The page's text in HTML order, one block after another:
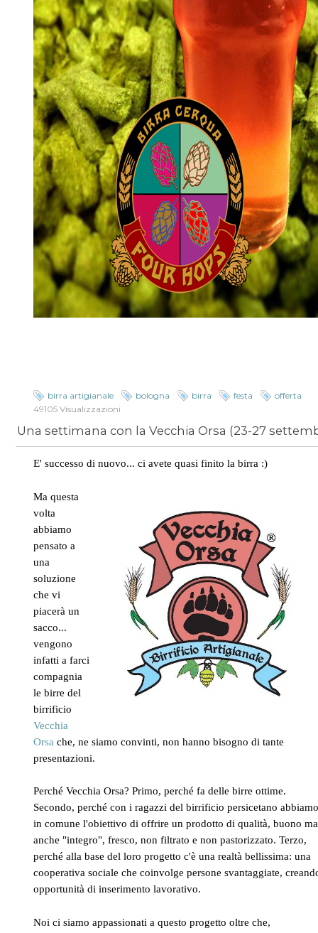
birra artigianale bologna birra festa
offerta
49105 Visualizzazioni
E' successo di nuovo... ci avete quasi finito la birra :)
Ma questa
volta
abbiamo
pensato a
una
soluzione
che vi
piacerà un
sacco...
vengono
infatti a farci
compagnia
le birre del
birrificio
Vecchia
Orsa che, ne siamo convinti, non hanno bisogno di tante
presentazioni.
Perché Vecchia Orsa? Primo, perché fa delle birre ottime.
Secondo, perché con i ragazzi del birrificio persicetano
in comune l'obiettivo di offrire un prodotto di qualità, buono ma
anche "integro", fresco, non filtrato e non pastorizzato. Terzo,
perché alla base del loro progetto c'è una realtà bellissima: una
cooperativa sociale che coinvolge persone svantaggiate,
opportunità di inserimento lavorativo.
Noi ci siamo appassionati a questo progetto oltre che,